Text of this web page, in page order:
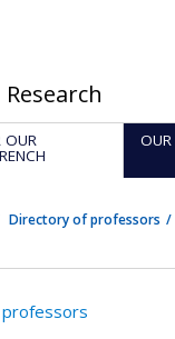
/Research
OUR OUR
Directory of professors